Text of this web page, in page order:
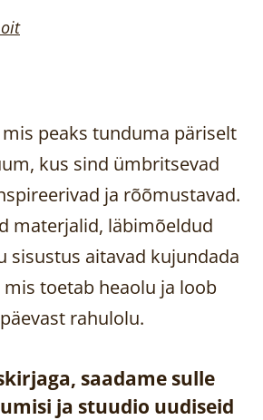
peaks tunduma päriselt
kus sind ümbritsevad
ja rõõmustavad.
materjalid, läbimõeldud
sisustus aitavad kujundada
toetab heaolu ja loob
rahulolu.
saadame sulle
ja stuudio uudiseid